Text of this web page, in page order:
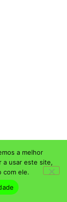
a melhor
a usar este site,
com ele.